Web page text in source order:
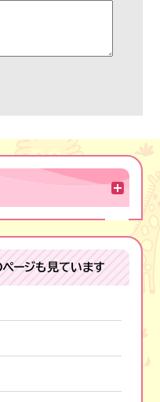
ージも見ています